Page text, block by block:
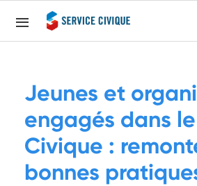
Jeunes et
engagés dans
Civique :
bonnes